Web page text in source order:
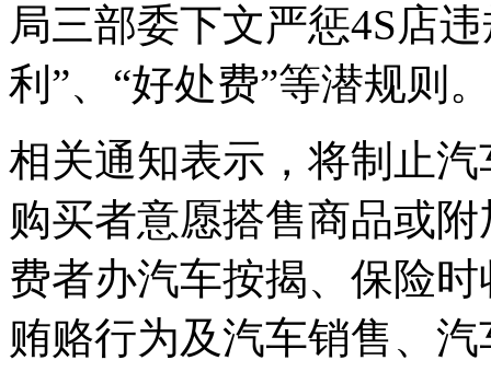
局三部委下文严惩4S店
利”、“好处费”等潜规则。
相关通知表示，将制止
购买者意愿搭售商品或
费者办汽车按揭、保险时
贿赂行为及汽车销售、